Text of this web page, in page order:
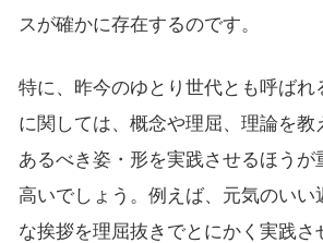
スが確かに存在するのです。
特に、昨今のゆとり世代とも呼ばれ
に関しては、概念や理屈、理論を教
あるべき姿・形を実践させるほうが
高いでしょう。例えば、元気のいい
な挨拶を理屈抜きでとにかく実践さ